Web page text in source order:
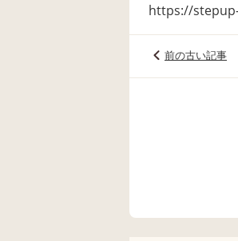
https://
前の古い記事